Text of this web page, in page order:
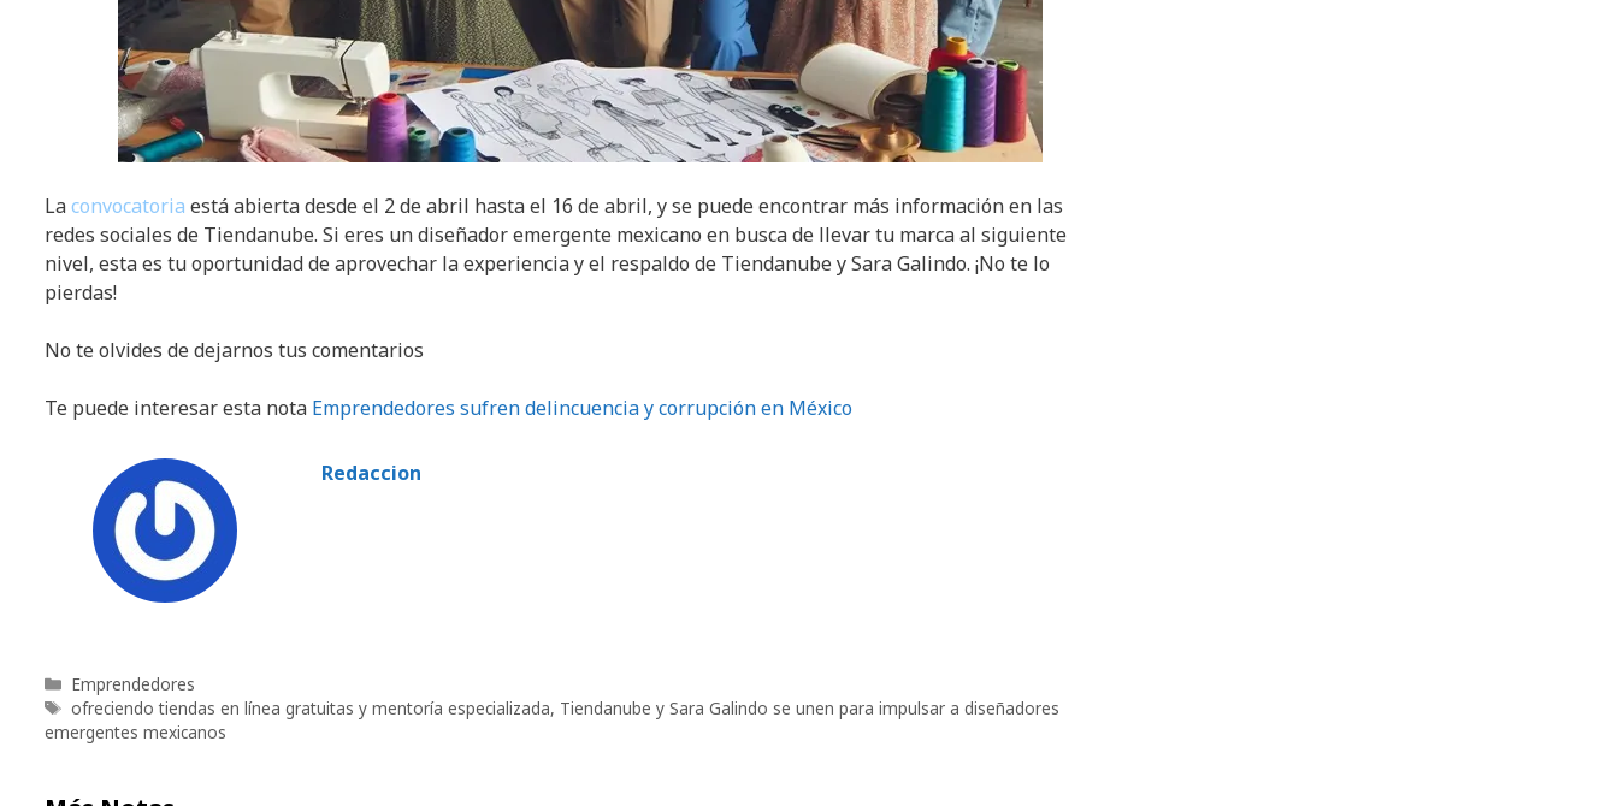
Laconvocatoria está abierta desde el 2 de abril hasta el 16 de abril, y se puede encontrar más información en las
redes sociales de Tiendanube. Si eres un diseñador emergente mexicano en busca de llevar tu marca al siguiente
nivel, esta es tu oportunidad de aprovechar la experiencia y el respaldo de Tiendanube y Sara Galindo. ¡No te lo
pierdas!
No te olvides de dejarnos tus comentarios
Te puede interesar esta nota Emprendedores sufren delincuencia y corrupción en México
Redaccion
Categorías
Emprendedores
Etiquetas
ofreciendo tiendas en línea gratuitas y mentoría especializada, Tiendanube y Sara Galindo se unen para impulsar a diseñadores
emergentes mexicanos